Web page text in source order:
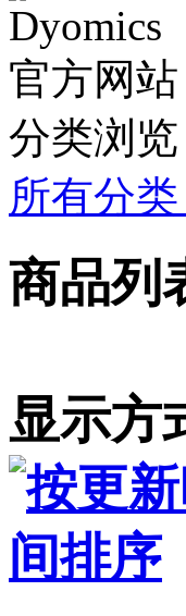
Dyomics
官方网站
分类浏览
所有分类
商品列
显示方